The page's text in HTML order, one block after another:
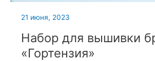
21 июня, 2023
Набор для вышивки
«Гортензия»